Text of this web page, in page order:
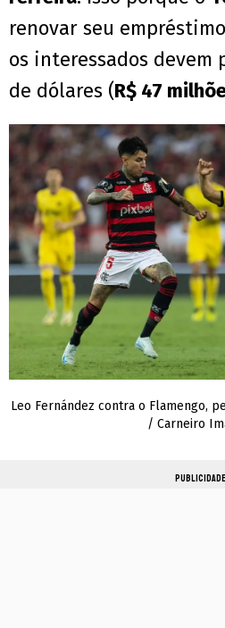
renovar seu
os interessados devem
de dólares (R$ 47
Leo Fernández contra o Flamengo,
/ Carneiro
PUBLICIDADE